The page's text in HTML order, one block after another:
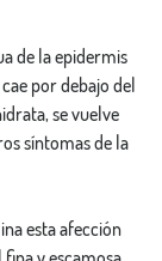
de la epidermis
por debajo del
se vuelve
síntomas de la
esta afección